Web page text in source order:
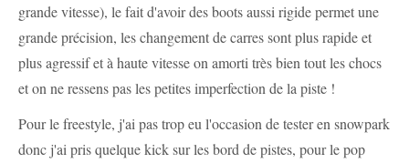
grande vitesse), le fait d'avoir des boots aussi rigide permet une
grande précision, les changement de carres sont plus rapide et
plus agressif et à haute vitesse on amorti très bien tout les chocs
et on ne ressens pas les petites imperfection de la piste !
Pour le freestyle, j'ai pas trop eu l'occasion de tester en snowpark
donc j'ai pris quelque kick sur les bord de pistes, pour le pop